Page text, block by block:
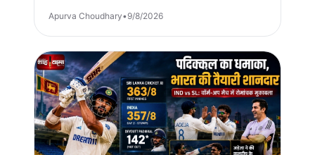
Apurva Choudhary•9/8/2026